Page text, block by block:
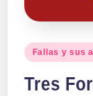
Publicado
Fallas y sus
Tres